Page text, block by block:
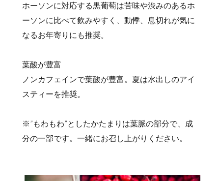
ホーソンに対応する黒葡萄は苦味や渋みのあるホ
ーソンに比べて飲みやすく、動悸、息切れが気に
なるお年寄りにも推奨。
葉酸が豊富
ノンカフェインで葉酸が豊富。夏は水出しのアイ
スティーを推奨。
※”もわもわ”としたかたまりは葉脈の部分で、成
分の一部です。一緒にお召し上がりください。